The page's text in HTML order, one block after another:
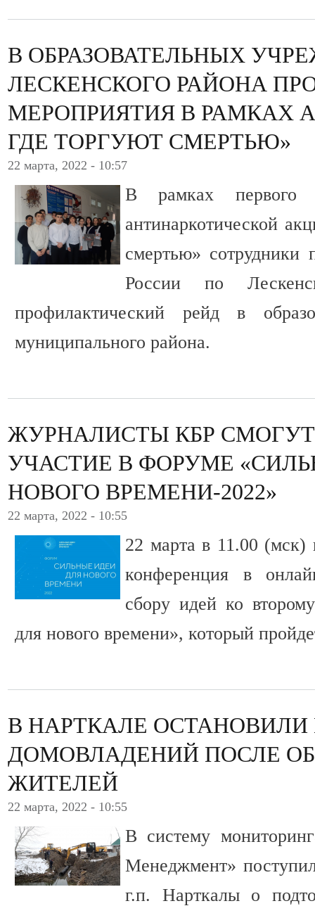
В ОБРАЗОВАТЕЛЬНЫХ
ЛЕСКЕНСКОГО РАЙОНА
МЕРОПРИЯТИЯ В РАМКАХ
ГДЕ ТОРГУЮТ СМЕРТЬЮ»
22 марта, 2022 - 10:57
В рамках первого
антинаркотической
смертью»
России по
профилактический рейд в
муниципального района.
ЖУРНАЛИСТЫ КБР
УЧАСТИЕ В ФОРУМЕ
НОВОГО ВРЕМЕНИ-2022»
22 марта, 2022 - 10:55
22 марта в 11.00
конференция в
сбору идей ко
для нового времени», который
В НАРТКАЛЕ
ДОМОВЛАДЕНИЙ ПОСЛЕ
ЖИТЕЛЕЙ
22 марта, 2022 - 10:55
В систему
Менеджмент»
г.п. Нарткалы о